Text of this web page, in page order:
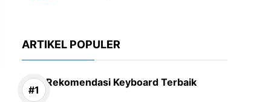
ARTIKEL POPULER
Rekomendasi Keyboard Terbaik